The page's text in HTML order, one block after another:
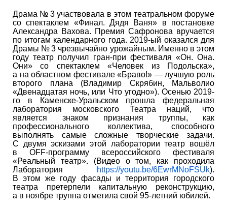
Драма № 3 участвовала в этом театральном форуме
со спектаклем «Финал. Дядя Ваня» в постановке
Александра Вахова. Премия Сафронова вручается
по итогам календарного года. 2019-ый оказался для
Драмы № 3 чрезвычайно урожайным. Именно в этом
году театр получил гран-при фестиваля «Он. Она.
Они» со спектаклем «Человек из Подольска»,
а на областном фестивале «Браво!» — лучшую роль
второго плана (Владимир Скрябин, Мальволио
«Двенадцатая ночь, или Что угодно»). Осенью 2019-
го в Каменске-Уральском прошла федеральная
лаборатория московского Театра наций, что
является знаком признания труппы, как
профессионального коллектива, способного
выполнять самые сложные творческие задачи.
С двумя эскизами этой лаборатории театр вошёл
в OFF-программу всероссийского фестиваля
«Реальный театр». (Видео о том, как проходила
Лаборатория
https://youtu.be/6EwrMNoFSUk).
В этом же году фасады и территория городского
театра претерпели капитальную реконструкцию,
а в ноябре труппа отметила свой 95-летний юбилей.